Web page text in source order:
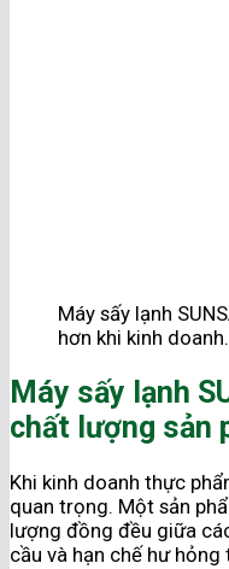
Máy sấy lạnh
hơn khi kinh doanh.
Máy sấy lạnh
chất lượng sản
Khi kinh doanh thực
quan trọng. Một sản
lượng đồng đều giữa
cầu và hạn chế hư